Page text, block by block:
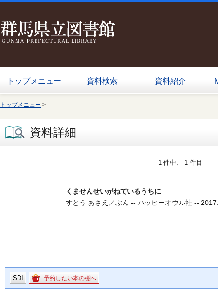
トップメニュー 資料検索 資料紹介
トップメニュー >
資料詳細
1 件中、 1 件目
くませんせいがねているうちに
すとう あさえ／ぶん -- ハッピーオウル社 --
SDI 予約したい本の棚へ